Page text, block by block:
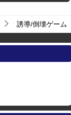
誘導/倒壊ゲーム